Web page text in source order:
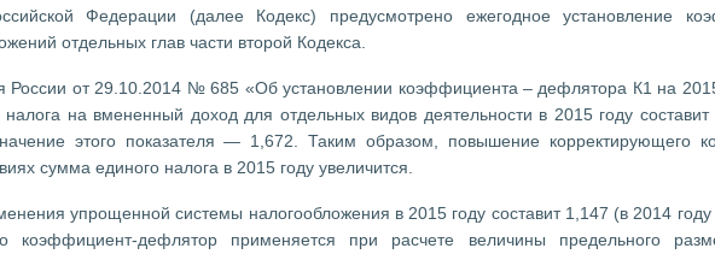
Федерации (далее Кодекс) предусмотрено ежегодное установление
отдельных глав части второй Кодекса.
России от 29.10.2014 № 685 «Об установлении коэффициента – дефлятора К1 на
налога на вмененный доход для отдельных видов деятельности в 2015 году
этого показателя — 1,672. Таким образом, повышение корректирующего
сумма единого налога в 2015 году увеличится.
упрощенной системы налогообложения в 2015 году составит 1,147 (в 2014 году
дефлятор применяется при расчете величины предельного